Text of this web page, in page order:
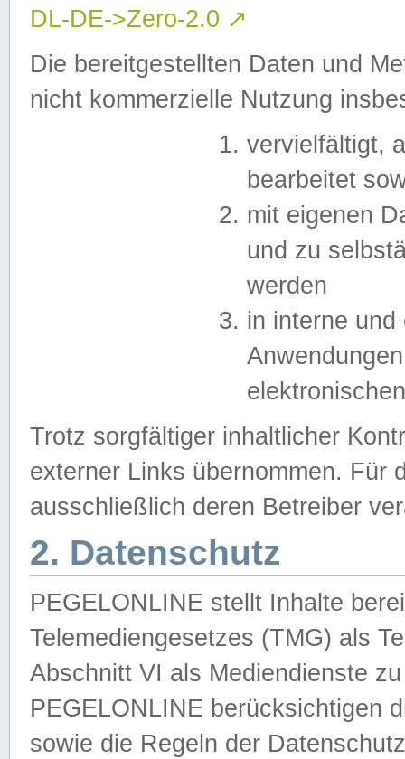
DL-DE->Zero-2.0 ↗
Die bereitgestellten Daten und
nicht kommerzielle Nutzung
vervielfältigt,
bearbeitet
mit eigenen
und zu
werden
in interne
Trotz sorgfältiger inhaltlicher
externer Links übernommen. Für
ausschließlich deren Betreiber
2. Datenschutz
PEGELONLINE stellt Inhalte
Telemediengesetzes (TMG) als
Abschnitt VI als Mediendienste
PEGELONLINE berücksichtigen
sowie die Regeln der